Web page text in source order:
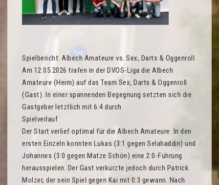
Spielbericht: Albech Amateure vs. Sex, Darts & Oggenroll
Am 12.05.2026 trafen in der DVOS-Liga die Albech
Amateure (Heim) auf das Team Sex, Darts & Oggenroll
(Gast). In einer spannenden Begegnung setzten sich die
Gastgeber letztlich mit 6:4 durch.
Spielverlauf
Der Start verlief optimal für die Albech Amateure. In den
ersten Einzeln konnten Lukas (3:1 gegen Selahaddin) und
Johannes (3:0 gegen Matze Schön) eine 2:0-Führung
herausspielen. Der Gast verkürzte jedoch durch Patrick
Molzer, der sein Spiel gegen Kai mit 0:3 gewann. Nach